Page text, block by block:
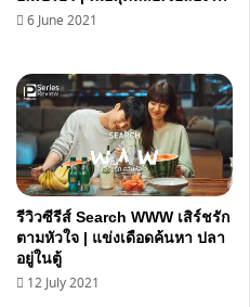
6 June 2021
รีวิวซีรีส์ Search WWW เสิร์ชรัก
ตามหัวใจ | แข่งเดือดค้นหา ปลา
อยู่ในตู้
12 July 2021